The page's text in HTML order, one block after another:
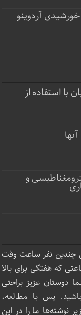
آردوینو
با استفاده از
و
چندین نفر ساعت‌ وقت
که هفتگی برای بالا
عزیز براحتی
پس با مطالعه،
نوشته‌‌ها ما را در این